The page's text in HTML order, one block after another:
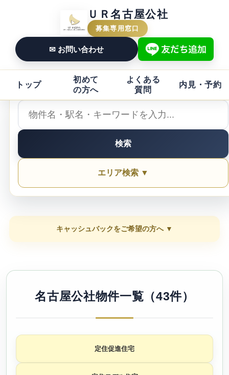
ＵＲ名古屋公社
募集専用窓口
✉ お問い合わせ
トップ
初めて
の方へ
よくある
質問
内見・予約
検索
エリア検索 ▼
キャッシュバックをご希望の方へ ▼
名古屋公社物件一覧（43件）
定住促進住宅